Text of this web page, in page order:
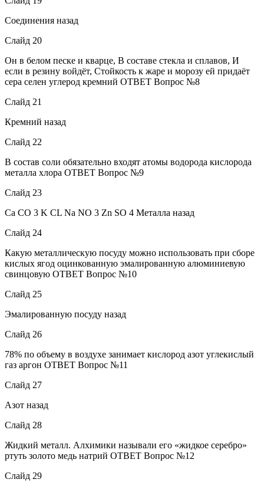
Соединения назад
Слайд 20
Он в белом песке и кварце, В составе стекла и сплавов, И
если в резину войдёт, Стойкость к жаре и морозу ей придаёт
сера селен углерод кремний ОТВЕТ Вопрос №8
Слайд 21
Кремний назад
Слайд 22
В состав соли обязательно входят атомы водорода кислорода
металла хлора ОТВЕТ Вопрос №9
Слайд 23
Ca CO 3 K CL Na NO 3 Zn SO 4 Металла назад
Слайд 24
Какую металлическую посуду можно использовать при сборе
кислых ягод оцинкованную эмалированную алюминиевую
свинцовую ОТВЕТ Вопрос №10
Слайд 25
Эмалированную посуду назад
Слайд 26
78% по объему в воздухе занимает кислород азот углекислый
газ аргон ОТВЕТ Вопрос №11
Слайд 27
Азот назад
Слайд 28
Жидкий металл. Алхимики называли его «жидкое серебро»
ртуть золото медь натрий ОТВЕТ Вопрос №12
Слайд 29